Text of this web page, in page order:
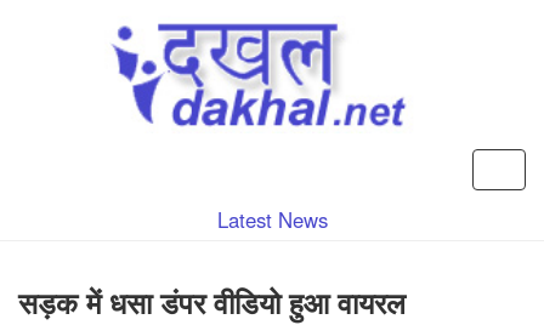
Latest News
सड़क में धसा डंपर वीडियो हुआ वायरल